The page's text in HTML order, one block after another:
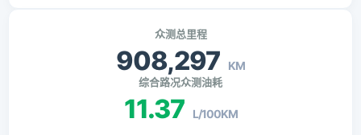
众测总里程
908,297 KM
综合路况众测油耗
11.37 L/100KM